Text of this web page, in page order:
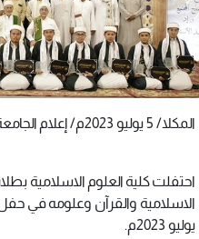
المكلا/ 5 يوليو 2023م/ إعلام الجامعة
احتفلت كلية العلوم الاسلامية
يوليو 2023م.